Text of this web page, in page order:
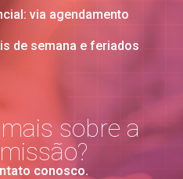
via agendamento
de semana e feriados
sobre a
conosco.